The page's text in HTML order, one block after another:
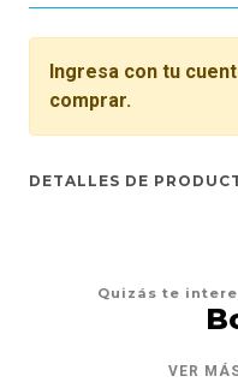
Ingresa con tu
comprar.
DETALLES DE
Quizás te
VER